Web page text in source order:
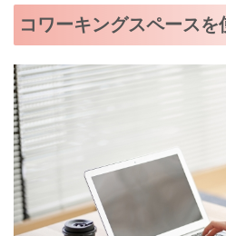
コワーキングスペースを